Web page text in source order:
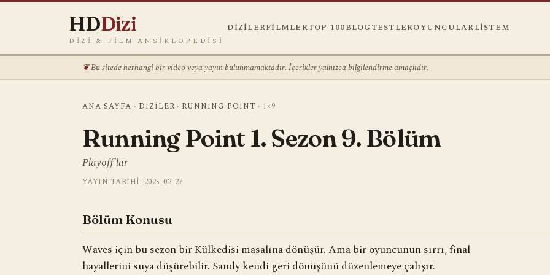
HDDizi
DIZI & FILM ANSIKLOPEDISI
DIZILERFILMLERTOP 100BLOGTESTLEROYUNCULARLISTEM
Bu sitede herhangi bir video veya yayın bulunmamaktadır. İçerikler yalnızca bilgilendirme amaçlıdır.
ANA SAYFA › DIZILER › RUNNING POINT › 1×9
Running Point 1. Sezon 9. Bölüm
Playoff'lar
YAYIN TARIHI: 2025-02-27
Bölüm Konusu
Waves için bu sezon bir Külkedisi masalına dönüşür. Ama bir oyuncunun sırrı, final
hayallerini suya düşürebilir. Sandy kendi geri dönüşünü düzenlemeye çalışır.